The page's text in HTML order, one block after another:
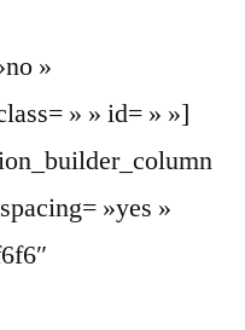
»
» » id= » »]
»yes »